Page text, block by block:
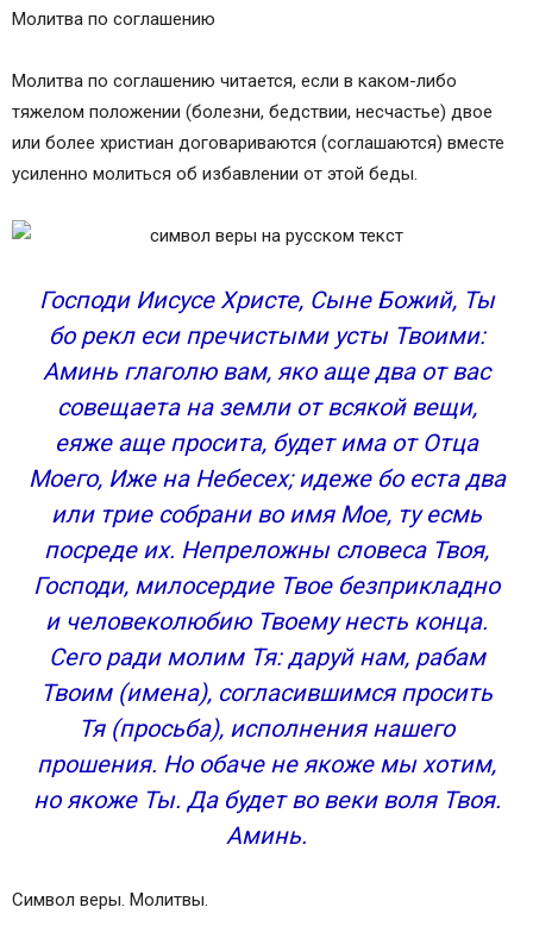
Молитва по соглашению
Молитва по соглашению читается, если в каком-либо
тяжелом положении (болезни, бедствии, несчастье) двое
или более христиан договариваются (соглашаются) вместе
усиленно молиться об избавлении от этой беды.
Господи Иисусе Христе, Сыне Божий, Ты
бо рекл еси пречистыми усты Твоими:
Аминь глаголю вам, яко аще два от вас
совещаета на земли от всякой вещи,
еяже аще просита, будет има от Отца
Моего, Иже на Небесех; идеже бо еста два
или трие собрани во имя Мое, ту есмь
посреде их. Непреложны словеса Твоя,
Господи, милосердие Твое безприкладно
и человеколюбию Твоему несть конца.
Сего ради молим Тя: даруй нам, рабам
Твоим (имена), согласившимся просить
Тя (просьба), исполнения нашего
прошения. Но обаче не якоже мы хотим,
но якоже Ты. Да будет во веки воля Твоя.
Аминь.
Символ веры. Молитвы.